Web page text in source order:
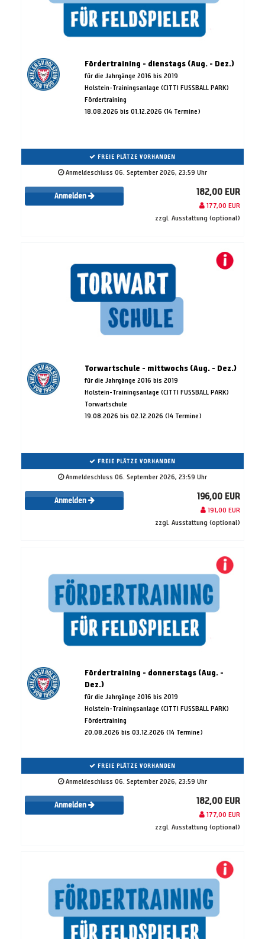
Fördertraining - dienstags (Aug. - Dez.)
für die Jahrgänge 2016 bis 2019
Holstein-Trainingsanlage (CITTI FUSSBALL PARK)
Fördertraining
18.08.2026 bis 01.12.2026 (14 Termine)
FREIE PLÄTZE VORHANDEN
Anmeldeschluss 06. September 2026, 23:59 Uhr
Anmelden 182,00 EUR
177,00 EUR
zzgl. Ausstattung (optional)
Torwartschule - mittwochs (Aug. - Dez.)
für die Jahrgänge 2016 bis 2019
Holstein-Trainingsanlage (CITTI FUSSBALL PARK)
Torwartschule
19.08.2026 bis 02.12.2026 (14 Termine)
FREIE PLÄTZE VORHANDEN
Anmeldeschluss 06. September 2026, 23:59 Uhr
Anmelden 196,00 EUR
191,00 EUR
zzgl. Ausstattung (optional)
Fördertraining - donnerstags (Aug. -
Dez.)
für die Jahrgänge 2016 bis 2019
Holstein-Trainingsanlage (CITTI FUSSBALL PARK)
Fördertraining
20.08.2026 bis 03.12.2026 (14 Termine)
FREIE PLÄTZE VORHANDEN
Anmeldeschluss 06. September 2026, 23:59 Uhr
Anmelden 182,00 EUR
177,00 EUR
zzgl. Ausstattung (optional)